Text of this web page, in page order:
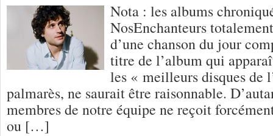
Nota : les albums
NosEnchanteurs
d’une chanson du jour
titre de l’album qui
les « meilleurs disques de
palmarès, ne saurait être raisonnable.
membres de notre équipe ne reçoit
ou […]